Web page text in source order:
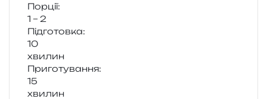
Порції:
1 – 2
Підготовка:
10
хви­лин
Приготування:
15
хви­лин